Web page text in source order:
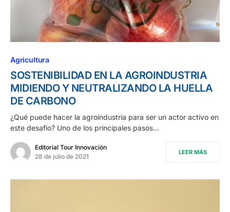
Agricultura
SOSTENIBILIDAD EN LA AGROINDUSTRIA
MIDIENDO Y NEUTRALIZANDO LA HUELLA
DE CARBONO
¿Qué puede hacer la agroindustria para ser un actor activo en
este desafío? Uno de los principales pasos…
Editorial Tour Innovación
28 de julio de 2021
LEER MÁS